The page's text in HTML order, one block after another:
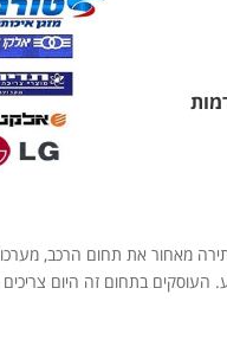
מאחור את תחום הרכב,
העוסקים בתחום זה היום